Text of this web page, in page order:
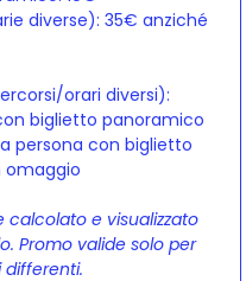
diverse): 35€ anziché
orari diversi):
biglietto panoramico
persona con biglietto
omaggio
calcolato e visualizzato
Promo valide solo per
differenti.